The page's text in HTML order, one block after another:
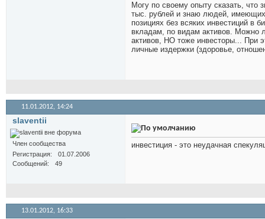
Могу по своему опыту сказать, что
тыс. рублей и знаю людей,
позициях без всяких инвестиций в
вкладам, по видам активов. Можно
активов, НО тоже инвесторы... При
личные издержки (здоровье,
11.01.2012, 14:24
slaventii
Член сообщества
Регистрация
01.07.2006
Сообщений
49
инвестиция - это неудачная
13.01.2012, 16:33